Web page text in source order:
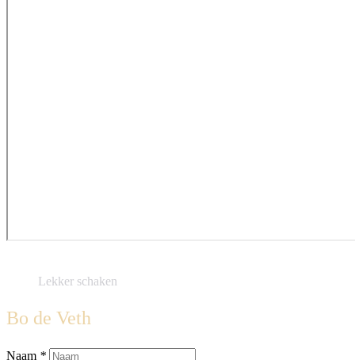
Lekker schaken
Bo de Veth
recaptcha::recaptcha.recaptcha_v3_error_message